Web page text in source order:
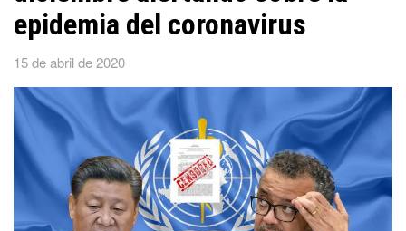
epidemia del coronavirus
15 de abril de 2020